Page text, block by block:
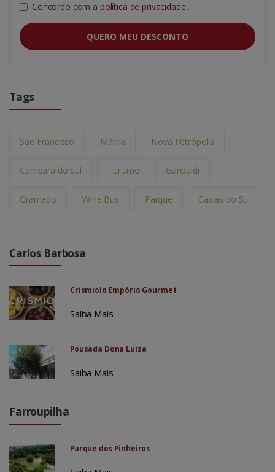
Concordo com a política de privacidade .
QUERO MEU DESCONTO
Tags
São Francisco Mátria Nova Petrópolis
Cambará do Sul Turismo Garibaldi
Gramado Wine Bus Parque Caxias do Sul
Carlos Barbosa
Crismiolo Empório Gourmet
Saiba Mais
Pousada Dona Luiza
Saiba Mais
Farroupilha
Parque dos Pinheiros